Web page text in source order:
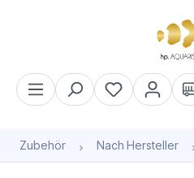
Zubehör Nach Hersteller